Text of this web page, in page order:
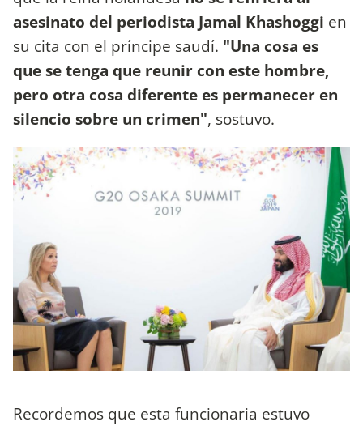
asesinato del periodista Jamal Khashoggi en
su cita con el príncipe saudí. "Una cosa es
que se tenga que reunir con este hombre,
pero otra cosa diferente es permanecer en
silencio sobre un crimen", sostuvo.
Recordemos que esta funcionaria estuvo